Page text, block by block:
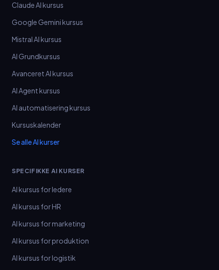
Claude AI kursus
Google Gemini kursus
Mistral AI kursus
AI Grundkursus
Avanceret AI kursus
AI Agent kursus
AI automatisering kursus
Kursuskalender
Se alle AI kurser
SPECIFIKKE AI KURSER
AI kursus for ledere
AI kursus for HR
AI kursus for marketing
AI kursus for produktion
AI kursus for logistik